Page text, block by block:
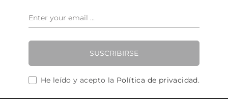
SUSCRIBIRSE
He leído y acepto la Política de privacidad.